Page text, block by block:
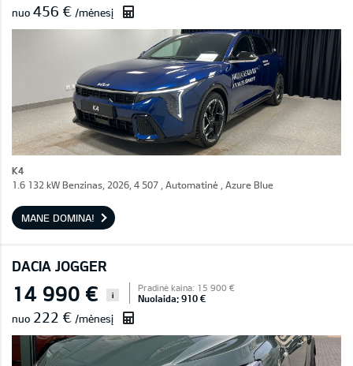
nuo 456 € /mėnesį
K4
1.6 132 kW Benzinas, 2026, 4 507 , Automatinė , Azure Blue
MANE DOMINA!
DACIA JOGGER
14 990 € i
Pradinė kaina: 15 900 €
Nuolaida: 910 €
nuo 222 € /mėnesį